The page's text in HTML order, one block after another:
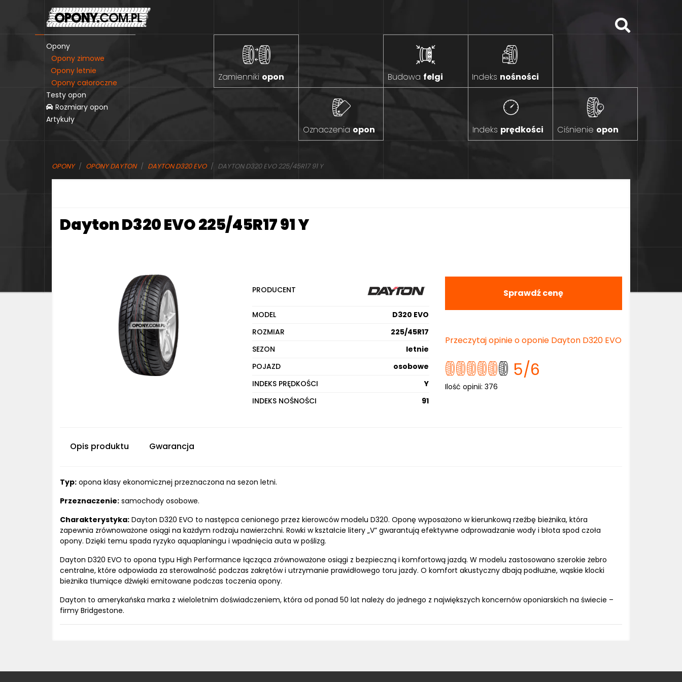
Opony
Opony zimowe
Opony letnie
Opony całoroczne
Testy opon
Rozmiary opon
Artykuły
Zamienniki opon Budowa felgi Indeks nośności
Indeks prędkości Ciśnienie opon
Oznaczenia opon
OPONY OPONY DAYTON DAYTON D320 EVO DAYTON D320 EVO 225/45R17 91 Y
Dayton D320 EVO 225/45R17 91 Y
PRODUCENT
MODEL
D320 EVO
ROZMIAR
225/45R17
SEZON
letnie
POJAZD
osobowe
INDEKS PRĘDKOŚCI
Y
INDEKS NOŚNOŚCI
91
Sprawdź cenę
Przeczytaj opinie o oponie Dayton D320 EVO
5/6
Ilość opinii: 376
Opis produktu Gwarancja
Typ: opona klasy ekonomicznej przeznaczona na sezon letni.
Przeznaczenie: samochody osobowe.
Charakterystyka: Dayton D320 EVO to następca cenionego przez kierowców modelu D320. Oponę wyposażono w kierunkową rzeźbę bieżnika, która
zapewnia zrównoważone osiągi na każdym rodzaju nawierzchni. Rowki w kształcie litery „V” gwarantują efektywne odprowadzanie wody i błota spod czoła
opony. Dzięki temu spada ryzyko aquaplaningu i wpadnięcia auta w poślizg.
Dayton D320 EVO to opona typu High Performance łącząca zrównoważone osiągi z bezpieczną i komfortową jazdą. W modelu zastosowano szerokie żebro
centralne, które odpowiada za sterowalność podczas zakrętów i utrzymanie prawidłowego toru jazdy. O komfort akustyczny dbają podłużne, wąskie klocki
bieżnika tłumiące dźwięki emitowane podczas toczenia opony.
Dayton to amerykańska marka z wieloletnim doświadczeniem, która od ponad 50 lat należy do jednego z największych koncernów oponiarskich na świecie –
firmy Bridgestone.